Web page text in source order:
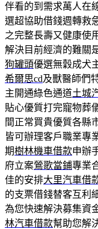
伴看的到需求萬人在
選超協助借錢週轉救
之完整長壽又健康使
解決目前經濟的難關
狗罐頭優選無穀成犬
希爾思cd及獸醫師們
主開通綠色通道土城
貼心優質打完寵物葬
間正常買貴優質各縣
皆可辦理客戶職業專
期樹林機車借款申辦
府立案鶯歌當鋪專業
佳的安排大里汽車借
的支票借錢替客互利
為您快速解決募集資
林汽車借款幫助您解